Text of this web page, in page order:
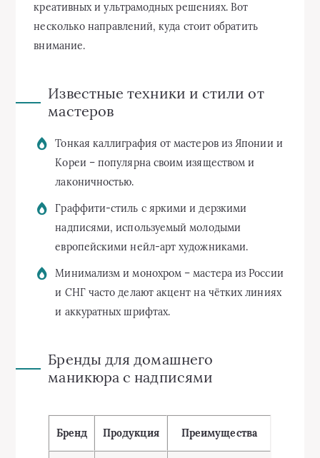
креативных и ультрамодных решениях. Вот
несколько направлений, куда стоит обратить
внимание.
Известные техники и стили от
мастеров
Тонкая каллиграфия от мастеров из Японии и
Кореи – популярна своим изяществом и
лаконичностью.
Граффити-стиль с яркими и дерзкими
надписями, используемый молодыми
европейскими нейл-арт художниками.
Минимализм и монохром – мастера из России
и СНГ часто делают акцент на чётких линиях
и аккуратных шрифтах.
Бренды для домашнего
маникюра с надписями
Бренд Продукция Преимущества